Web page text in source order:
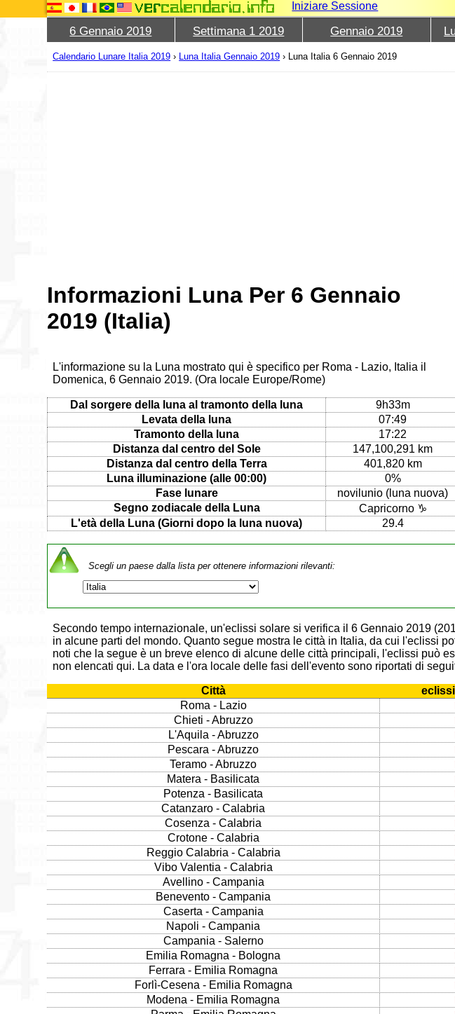
Iniziare Sessione
6 Gennaio 2019 Settimana 1 2019 Gennaio 2019
Calendario Lunare Italia 2019 › Luna Italia Gennaio 2019 › Luna Italia 6 Gennaio 2019
Informazioni Luna Per 6 Gennaio
2019 (Italia)
L'informazione su la Luna mostrato qui è specifico per Roma - Lazio, Italia il
Domenica, 6 Gennaio 2019. (Ora locale Europe/Rome)
Dal sorgere della luna al tramonto della luna
9h33m
Levata della luna
07:49
Tramonto della luna
17:22
Distanza dal centro del Sole
147,100,291 km
Distanza dal centro della Terra
401,820 km
Luna illuminazione (alle 00:00)
0%
Fase lunare
novilunio (luna nuova)
Segno zodiacale della Luna
Capricorno ♑
L'età della Luna (Giorni dopo la luna nuova)
29.4
Scegli un paese dalla lista per ottenere informazioni rilevanti:
Secondo tempo internazionale, un'eclissi solare si verifica il 6 Gennaio 2019
in alcune parti del mondo. Quanto segue mostra le città in Italia, da cui l'eclissi
noti che la segue è un breve elenco di alcune delle città principali, l'eclissi può
non elencati qui. La data e l'ora locale delle fasi dell'evento sono riportati di
Città
Roma - Lazio
Chieti - Abruzzo
L'Aquila - Abruzzo
Pescara - Abruzzo
Teramo - Abruzzo
Matera - Basilicata
Potenza - Basilicata
Catanzaro - Calabria
Cosenza - Calabria
Crotone - Calabria
Reggio Calabria - Calabria
Vibo Valentia - Calabria
Avellino - Campania
Benevento - Campania
Caserta - Campania
Napoli - Campania
Campania - Salerno
Emilia Romagna - Bologna
Ferrara - Emilia Romagna
Forlì-Cesena - Emilia Romagna
Modena - Emilia Romagna